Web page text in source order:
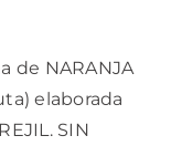
de NARANJA
elaborada
SIN